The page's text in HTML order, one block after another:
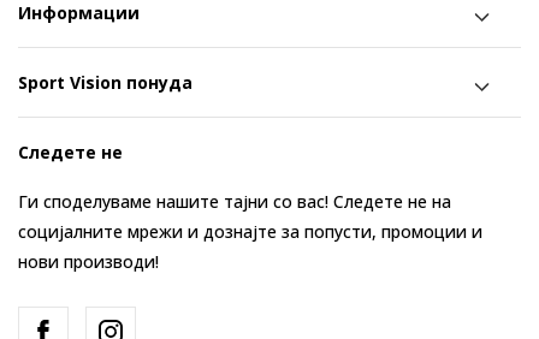
Информации
Sport Vision понуда
Следете не
Ги споделуваме нашите тајни со вас! Следете не на
социјалните мрежи и дознајте за попусти, промоции и
нови производи!